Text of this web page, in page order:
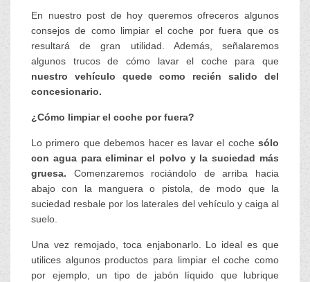
En nuestro post de hoy queremos ofreceros algunos
consejos de como limpiar el coche por fuera que os
resultará de gran utilidad. Además, señalaremos
algunos trucos de cómo lavar el coche para que
nuestro vehículo quede como recién salido del
concesionario.
¿Cómo limpiar el coche por fuera?
Lo primero que debemos hacer es lavar el coche sólo
con agua para eliminar el polvo y la suciedad más
gruesa. Comenzaremos rociándolo de arriba hacia
abajo con la manguera o pistola, de modo que la
suciedad resbale por los laterales del vehículo y caiga al
suelo.
Una vez remojado, toca enjabonarlo. Lo ideal es que
utilices algunos productos para limpiar el coche como
por ejemplo, un tipo de jabón líquido que lubrique